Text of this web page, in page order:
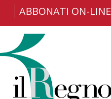
ABBONATI ON-LINE